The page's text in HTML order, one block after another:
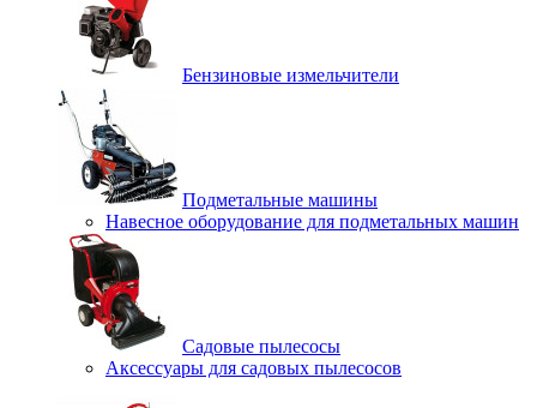
Бензиновые измельчители
Подметальные машины
Навесное оборудование для подметальных машин
Садовые пылесосы
Аксессуары для садовых пылесосов